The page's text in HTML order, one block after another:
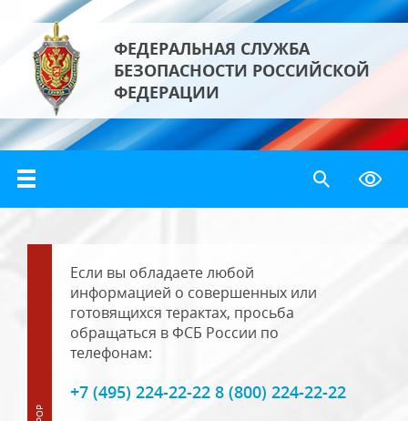
ФЕДЕРАЛЬНАЯ СЛУЖБА
БЕЗОПАСНОСТИ РОССИЙСКОЙ
ФЕДЕРАЦИИ
Если вы обладаете любой
информацией о совершенных или
готовящихся терактах, просьба
обращаться в ФСБ России по
телефонам:
+7 (495) 224-22-22 8 (800) 224-22-22